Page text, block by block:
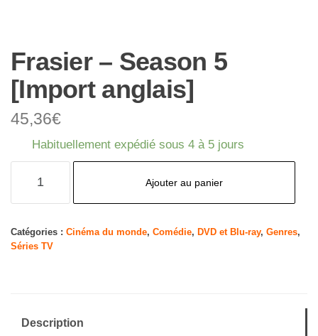
Frasier – Season 5
[Import anglais]
45,36€
Habituellement expédié sous 4 à 5 jours
-
Season
Ajouter au panier
Catégories : Cinéma du monde, Comédie, DVD et Blu-ray, Genres,
Séries TV
Description